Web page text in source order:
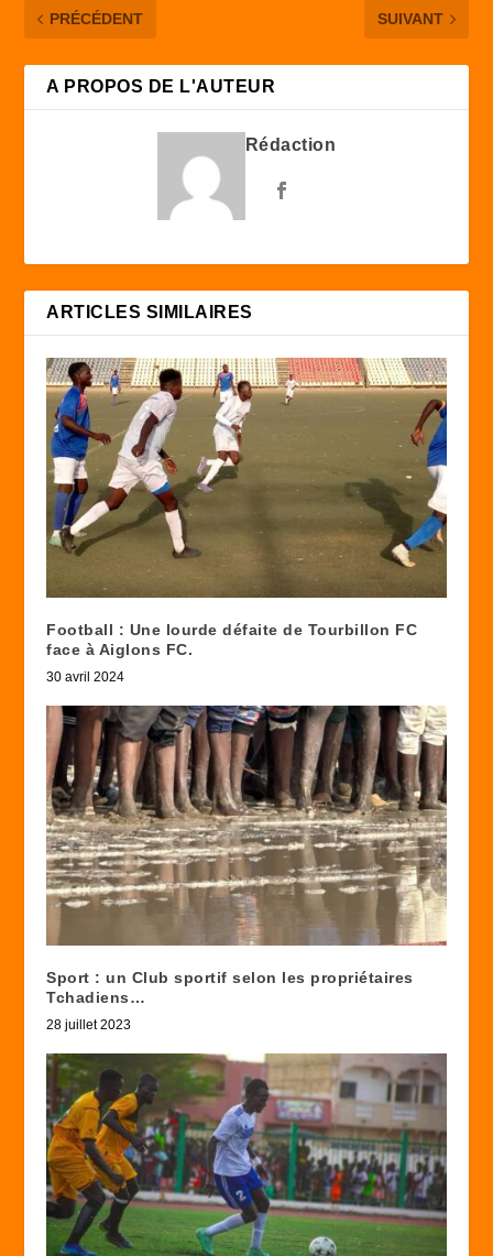
PRÉCÉDENT
SUIVANT
A PROPOS DE L'AUTEUR
Rédaction
ARTICLES SIMILAIRES
Football : Une lourde défaite de Tourbillon FC
face à Aiglons FC.
30 avril 2024
Sport : un Club sportif selon les propriétaires
Tchadiens…
28 juillet 2023